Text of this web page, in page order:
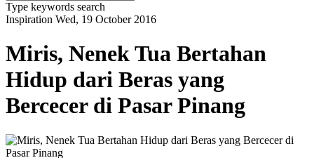
Type keywords search
Inspiration Wed, 19 October 2016
Miris, Nenek Tua Bertahan
Hidup dari Beras yang
Bercecer di Pasar Pinang